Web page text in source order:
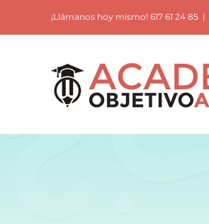
¡Llámanos hoy mismo! 617 61 24 85 |